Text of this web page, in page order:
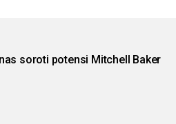
soroti potensi Mitchell Baker